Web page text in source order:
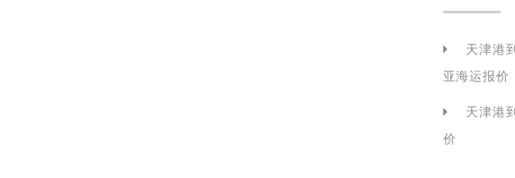
天津港
亚海运报价
天津港
价